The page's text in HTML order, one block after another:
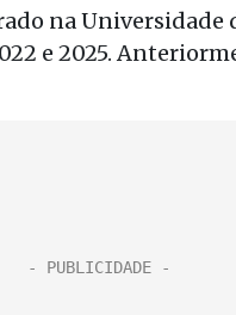
na
e 2025.